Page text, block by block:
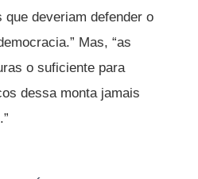
que deveriam defender o
Mas, “as
o suficiente para
dessa monta jamais